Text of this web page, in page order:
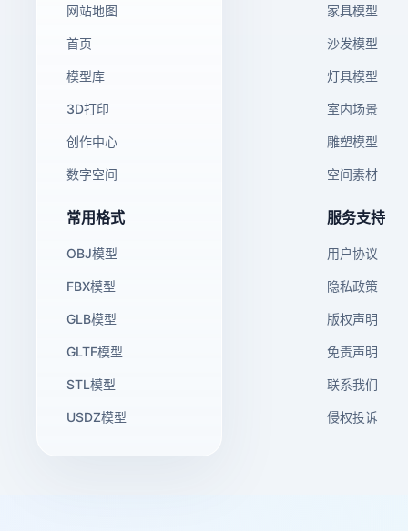
网站地图
首页
模型库
3D打印
创作中心
数字空间
家具模型
沙发模型
灯具模型
室内场景
雕塑模型
空间素材
常用格式
OBJ模型
FBX模型
GLB模型
GLTF模型
STL模型
USDZ模型
服务支持
用户协议
隐私政策
版权声明
免责声明
联系我们
侵权投诉